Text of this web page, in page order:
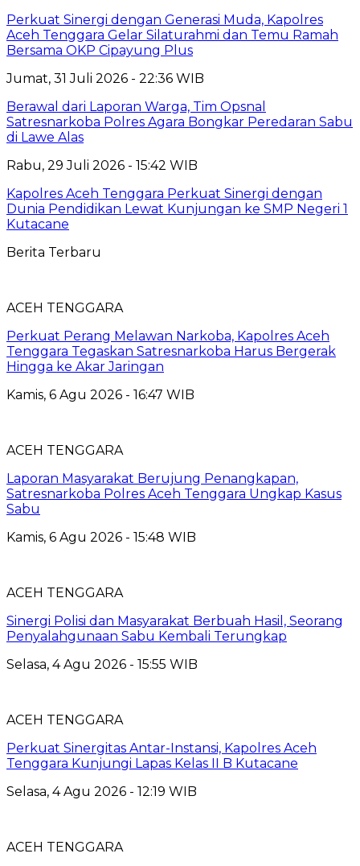
Perkuat Sinergi dengan Generasi Muda, Kapolres
Aceh Tenggara Gelar Silaturahmi dan Temu Ramah
Bersama OKP Cipayung Plus
Jumat, 31 Juli 2026 - 22:36 WIB
Berawal dari Laporan Warga, Tim Opsnal
Satresnarkoba Polres Agara Bongkar Peredaran Sabu
di Lawe Alas
Rabu, 29 Juli 2026 - 15:42 WIB
Kapolres Aceh Tenggara Perkuat Sinergi dengan
Dunia Pendidikan Lewat Kunjungan ke SMP Negeri 1
Kutacane
Berita Terbaru
ACEH TENGGARA
Perkuat Perang Melawan Narkoba, Kapolres Aceh
Tenggara Tegaskan Satresnarkoba Harus Bergerak
Hingga ke Akar Jaringan
Kamis, 6 Agu 2026 - 16:47 WIB
ACEH TENGGARA
Laporan Masyarakat Berujung Penangkapan,
Satresnarkoba Polres Aceh Tenggara Ungkap Kasus
Sabu
Kamis, 6 Agu 2026 - 15:48 WIB
ACEH TENGGARA
Sinergi Polisi dan Masyarakat Berbuah Hasil, Seorang
Penyalahgunaan Sabu Kembali Terungkap
Selasa, 4 Agu 2026 - 15:55 WIB
ACEH TENGGARA
Perkuat Sinergitas Antar-Instansi, Kapolres Aceh
Tenggara Kunjungi Lapas Kelas II B Kutacane
Selasa, 4 Agu 2026 - 12:19 WIB
ACEH TENGGARA